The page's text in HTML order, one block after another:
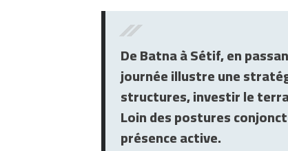
De Batna à Sétif, en
journée illustre une
structures, investir le
Loin des postures
présence active.